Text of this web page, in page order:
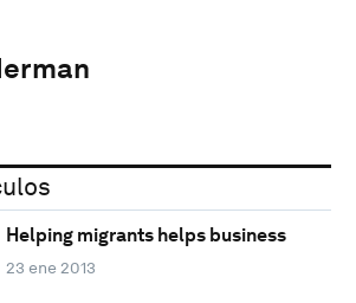
Helping migrants helps business
23 ene 2013